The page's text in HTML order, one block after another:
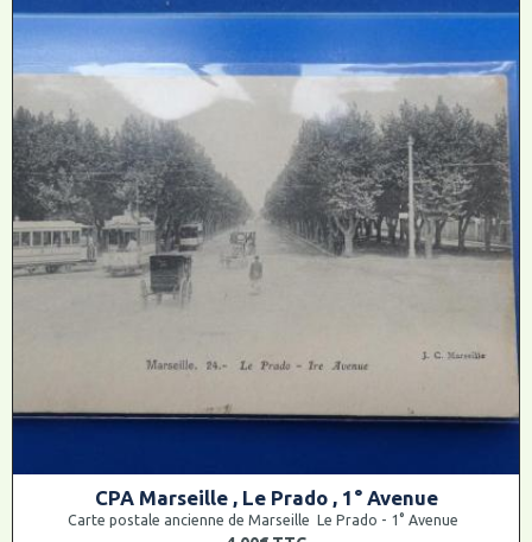
CPA Marseille , Le Prado , 1° Avenue
Carte postale ancienne de Marseille Le Prado - 1° Avenue